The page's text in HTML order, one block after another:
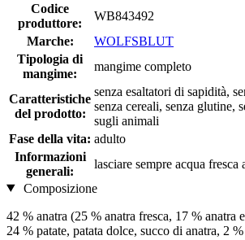
Codice
produttore:
WB843492
Marche:
WOLFSBLUT
Tipologia di
mangime:
mangime completo
Caratteristiche
del prodotto:
senza esaltatori di sapidità,
senza cereali, senza glutine,
sugli animali
Fase della vita: adulto
Informazioni
generali:
lasciare sempre acqua fresca
Composizione
42 % anatra (25 % anatra fresca, 17 % anatra
24 % patate, patata dolce, succo di anatra, 2